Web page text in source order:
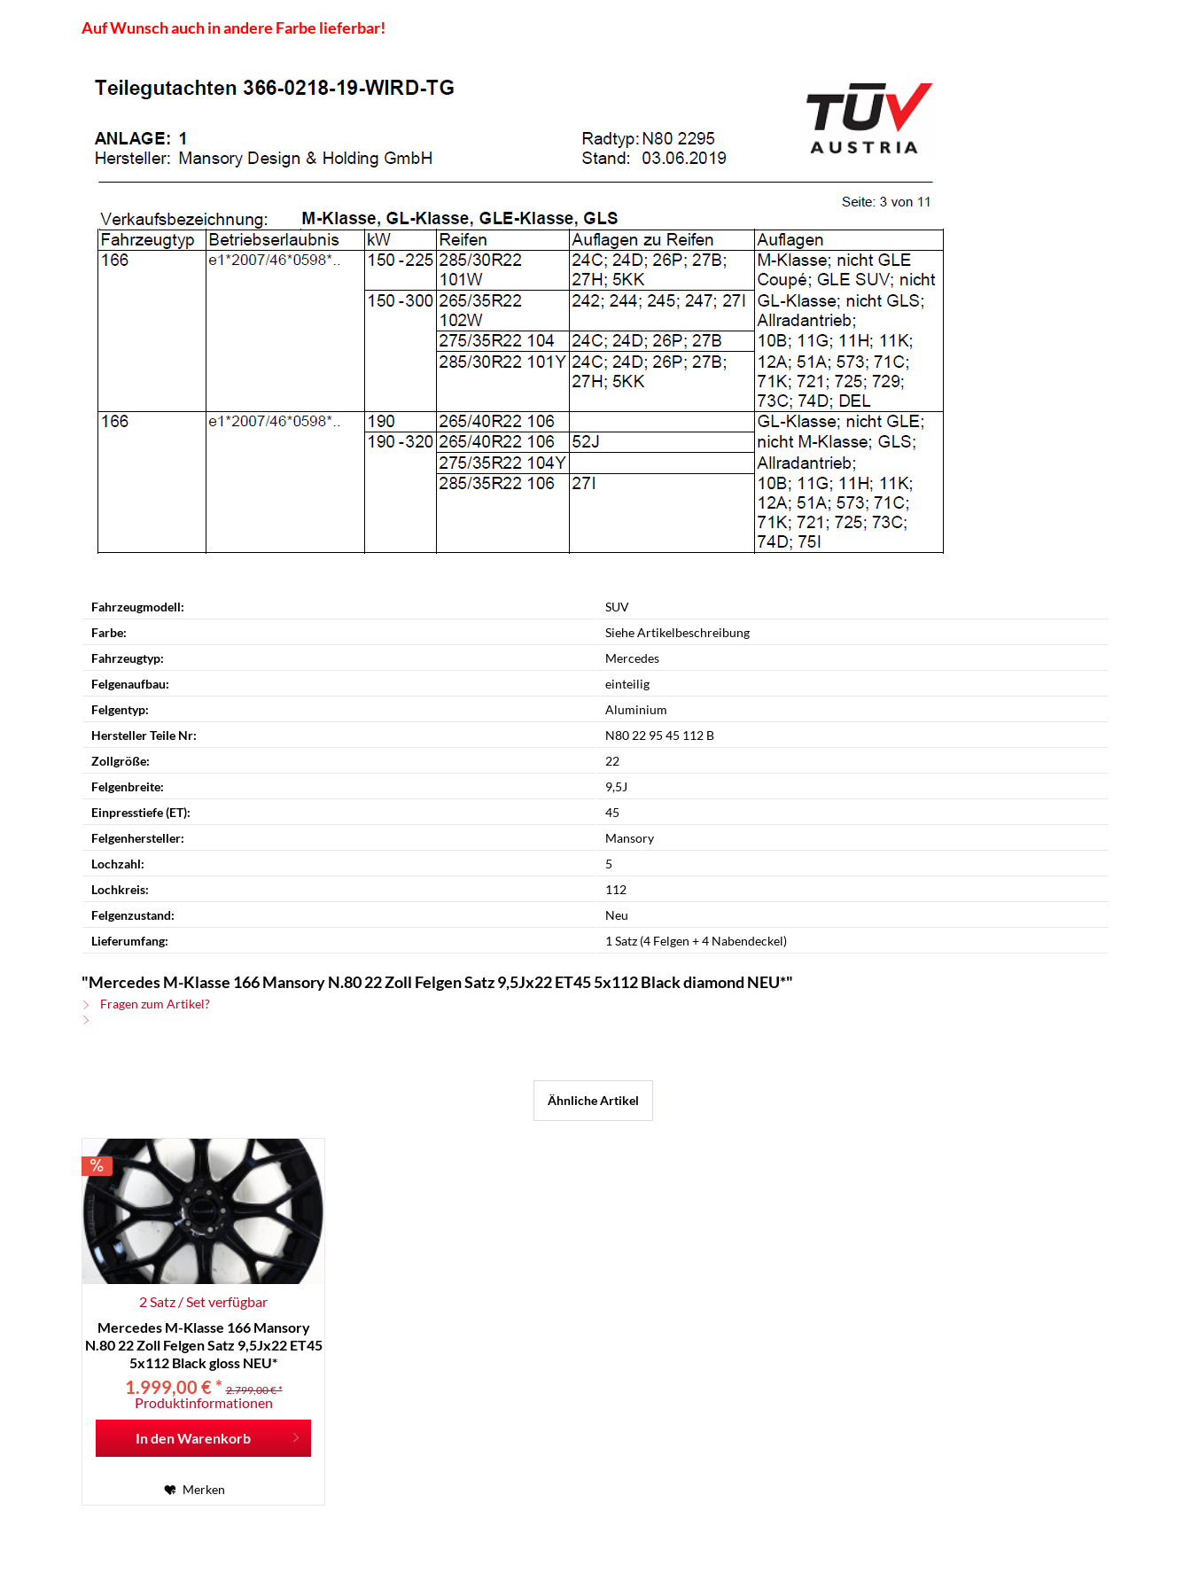
Auf Wunsch auch in andere Farbe lieferbar!
Fahrzeugmodell:
SUV
Farbe:
Siehe Artikelbeschreibung
Fahrzeugtyp:
Mercedes
Felgenaufbau:
einteilig
Felgentyp:
Aluminium
Hersteller Teile Nr:
N80 22 95 45 112 B
Zollgröße:
22
Felgenbreite:
9,5J
Einpresstiefe (ET):
45
Felgenhersteller:
Mansory
Lochzahl:
5
Lochkreis:
112
Felgenzustand:
Neu
Lieferumfang:
1 Satz (4 Felgen + 4 Nabendeckel)
"Mercedes M-Klasse 166 Mansory N.80 22 Zoll Felgen Satz 9,5Jx22 ET45 5x112 Black diamond NEU*"
Fragen zum Artikel?
Ähnliche Artikel
2 Satz / Set verfügbar
Mercedes M-Klasse 166 Mansory
N.80 22 Zoll Felgen Satz 9,5Jx22 ET45
5x112 Black gloss NEU*
1.999,00 € * 2.799,00 € *
Produktinformationen
In denWarenkorb
Merken